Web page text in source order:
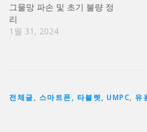
그물망 파손 및 초기 불량 정
리
1월 31, 2024
전체글, 스마트폰, 타블렛, UMPC, 유